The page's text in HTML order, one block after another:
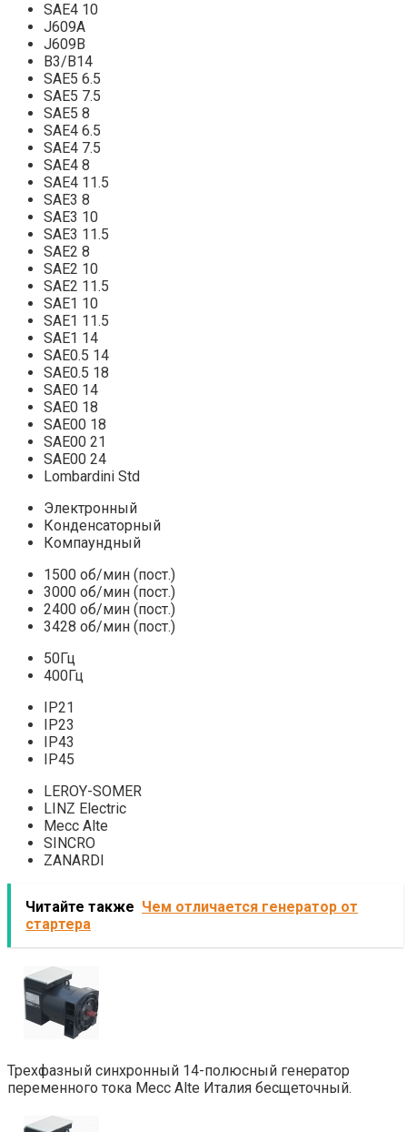
SAE4 10
J609A
J609B
B3/B14
SAE5 6.5
SAE5 7.5
SAE5 8
SAE4 6.5
SAE4 7.5
SAE4 8
SAE4 11.5
SAE3 8
SAE3 10
SAE3 11.5
SAE2 8
SAE2 10
SAE2 11.5
SAE1 10
SAE1 11.5
SAE1 14
SAE0.5 14
SAE0.5 18
SAE0 14
SAE0 18
SAE00 18
SAE00 21
SAE00 24
Lombardini Std
Электронный
Конденсаторный
Компаундный
1500 об/мин (пост.)
3000 об/мин (пост.)
2400 об/мин (пост.)
3428 об/мин (пост.)
50Гц
400Гц
IP21
IP23
IP43
IP45
LEROY-SOMER
LINZ Electric
Mecc Alte
SINCRO
ZANARDI
Читайте также Чем отличается генератор от
стартера
Трехфазный синхронный 14-полюсный генератор
переменного тока Mecc Alte Италия бесщеточный.